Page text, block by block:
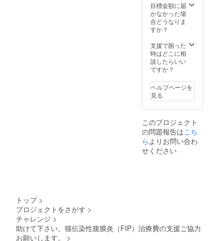
目標金額に届
かなかった場
合どうなりま
すか？
支援で困った
時はどこに相
談したらいい
ですか？
ヘルプページを
見る
このプロジェクト
の問題報告はこち
ら よりお問い合わ
せください
トップ >
プロジェクトをさがす >
チャレンジ >
助けて下さい。猫伝染性腹膜炎（FIP）治療費の支援ご協力
お願いします。
>